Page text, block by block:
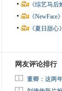
《综艺马
《
《夏日甜
网友评论排行
1 董卿：这两
2